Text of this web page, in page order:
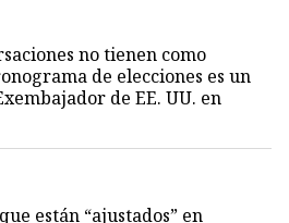
no tienen como
de elecciones es un
de EE. UU. en
están “ajustados” en